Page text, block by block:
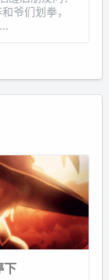
爷们划拳，
下